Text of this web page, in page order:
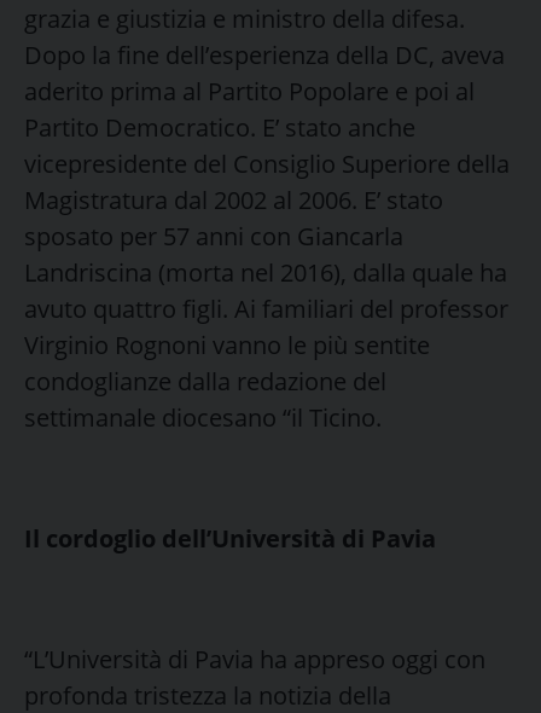
grazia e giustizia e ministro della difesa.
Dopo la fine dell’esperienza della DC, aveva
aderito prima al Partito Popolare e poi al
Partito Democratico. E’ stato anche
vicepresidente del Consiglio Superiore della
Magistratura dal 2002 al 2006. E’ stato
sposato per 57 anni con Giancarla
Landriscina (morta nel 2016), dalla quale ha
avuto quattro figli. Ai familiari del professor
Virginio Rognoni vanno le più sentite
condoglianze dalla redazione del
settimanale diocesano “il Ticino.
Il cordoglio dell’Università di Pavia
“L’Università di Pavia ha appreso oggi con
profonda tristezza la notizia della